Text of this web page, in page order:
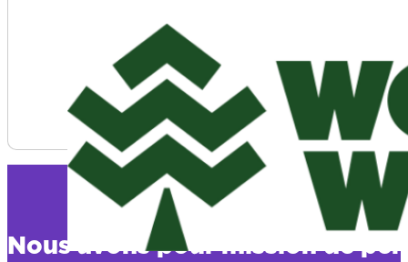
Voir plus d'informations sur Work Wild
Nous avons pour mission de